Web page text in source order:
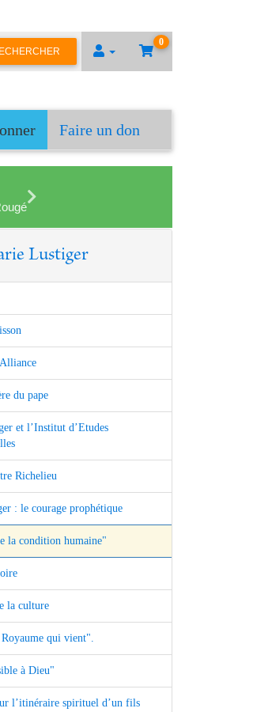
0
Faire un don
Lustiger
du pape
et l’Institut d’Etudes
Richelieu
: le courage prophétique
la condition humaine"
la culture
qui vient".
à Dieu"
l’itinéraire spirituel d’un fils